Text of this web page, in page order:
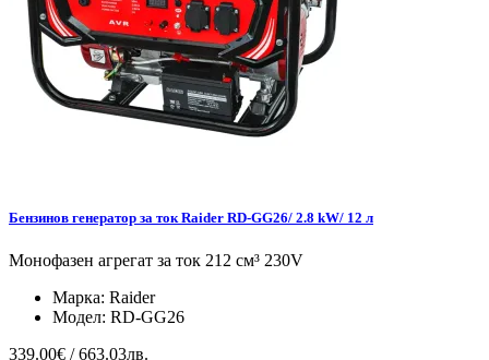
Бензинов генератор за ток Raider RD-GG26/ 2.8 kW/ 12 л
Монофазен агрегат за ток 212 см³ 230V
Марка: Raider
Модел: RD-GG26
339.00€ / 663.03лв.